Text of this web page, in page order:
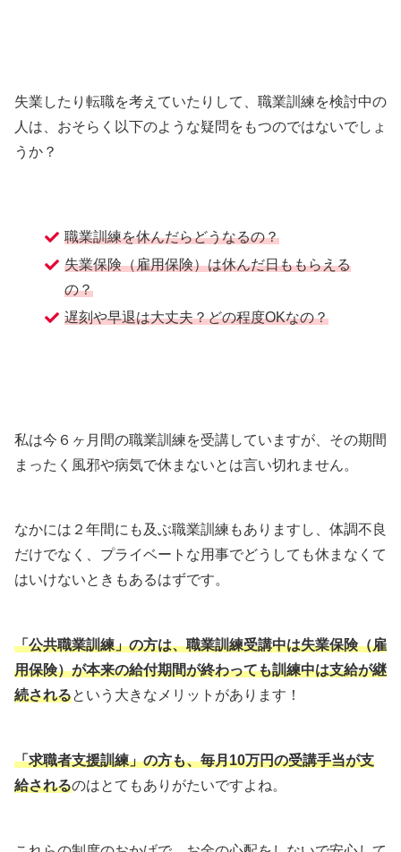
失業したり転職を考えていたりして、職業訓練を検討中の
人は、おそらく以下のような疑問をもつのではないでしょ
うか？
職業訓練を休んだらどうなるの？
失業保険（雇用保険）は休んだ日ももらえる
の？
遅刻や早退は大丈夫？どの程度OKなの？
私は今６ヶ月間の職業訓練を受講していますが、その期間
まったく風邪や病気で休まないとは言い切れません。
なかには２年間にも及ぶ職業訓練もありますし、体調不良
だけでなく、プライベートな用事でどうしても休まなくて
はいけないときもあるはずです。
「公共職業訓練」の方は、職業訓練受講中は失業保険（雇
用保険）が本来の給付期間が終わっても訓練中は支給が継
続されるという大きなメリットがあります！
「求職者支援訓練」の方も、毎月10万円の受講手当が支
給されるのはとてもありがたいですよね。